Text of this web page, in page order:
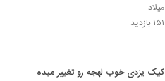
میلاد
۱۵۱ بازدید
کیک یزدی خوب لهجه رو تغییر میده